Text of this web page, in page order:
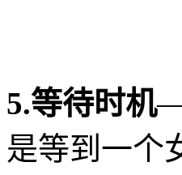
5.等待时机
是等到一个